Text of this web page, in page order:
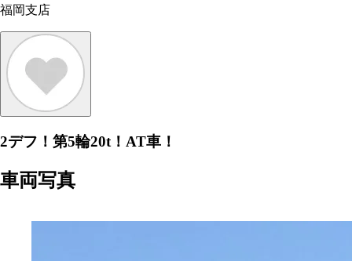
福岡支店
2デフ！第5輪20t！AT車！
車両写真